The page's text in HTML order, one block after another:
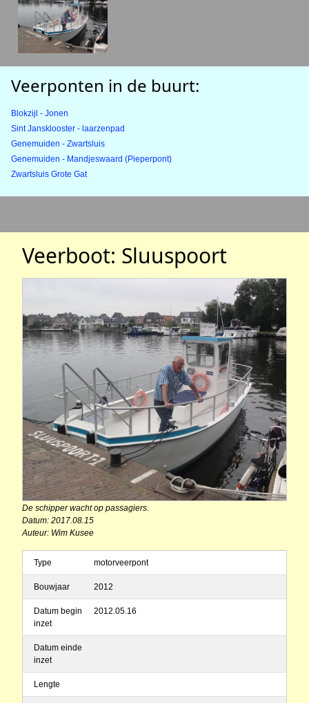
Veerponten in de buurt:
Blokzijl - Jonen
Sint Jansklooster - laarzenpad
Genemuiden - Zwartsluis
Genemuiden - Mandjeswaard (Pieperpont)
Zwartsluis Grote Gat
Veerboot: Sluuspoort
De schipper wacht op passagiers.
Datum: 2017.08.15
Auteur: Wim Kusee
Type motorveerpont
Bouwjaar 2012
Datum begin
inzet
2012.05.16
Datum einde
inzet
Lengte